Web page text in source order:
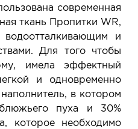
современная
ткань Пропитки WR,
и
Для того чтобы
имела эффектный
и одновременно
в котором
пуха и 30%
которое необходимо